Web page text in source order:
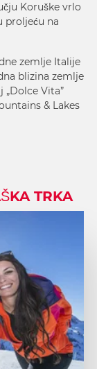
Koruške vrlo
proljeću na
zemlje Italije
blizina zemlje
Vita”
& Lakes
TRKA